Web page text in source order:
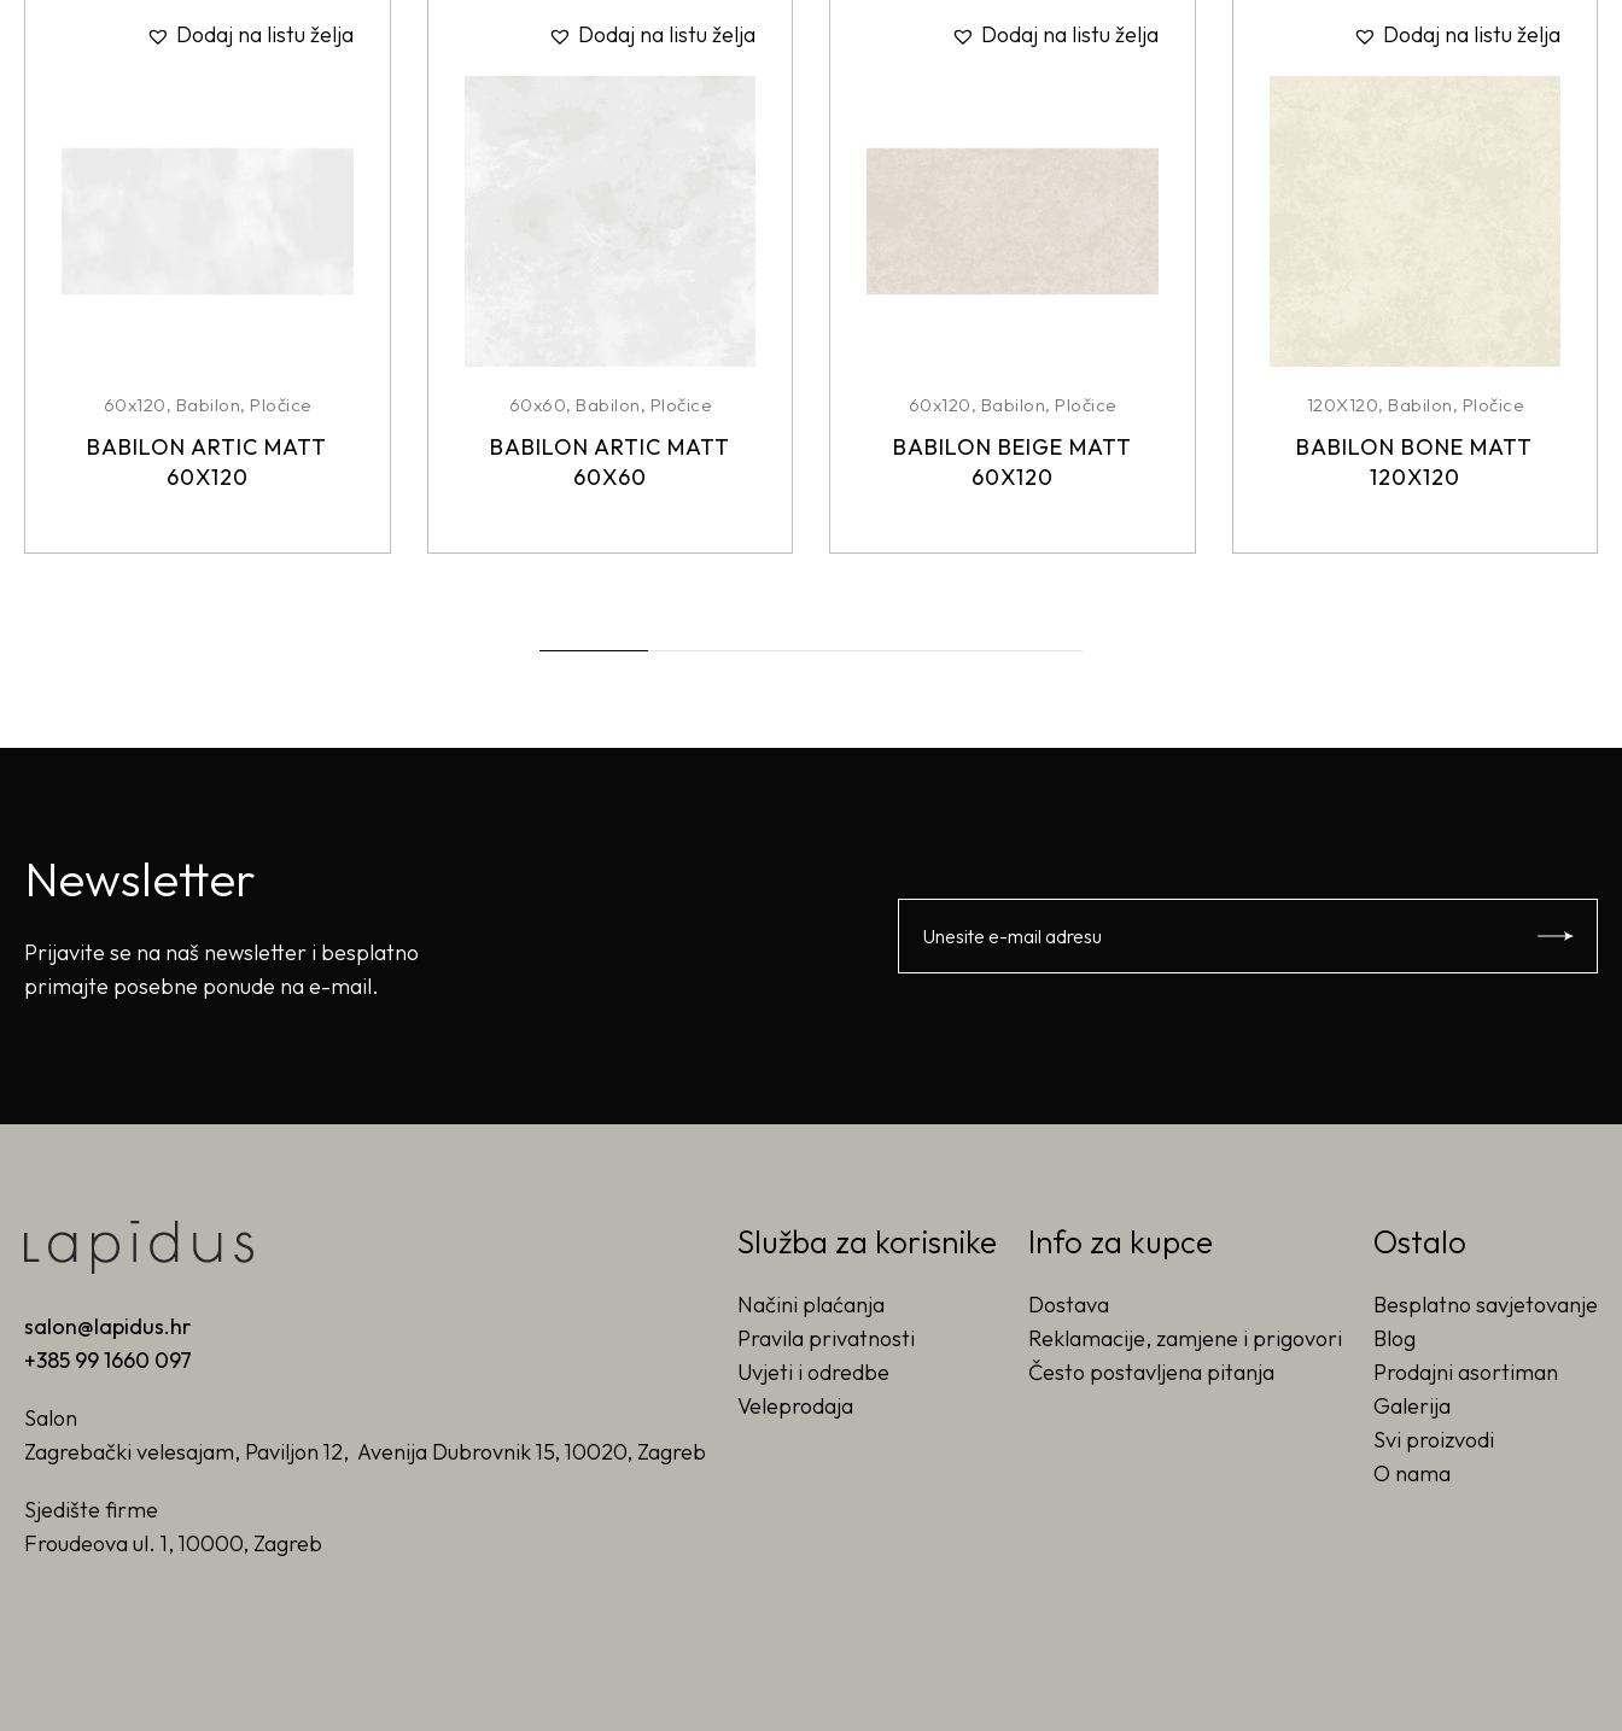
Dodaj na listu želja
60x120, Babilon, Pločice
BABILON ARTIC MATT
60X120
Dodaj na listu želja
60x60, Babilon, Pločice
BABILON ARTIC MATT
60X60
Dodaj na listu želja
60x120, Babilon, Pločice
BABILON BEIGE MATT
60X120
Dodaj na listu želja
120X120, Babilon, Pločice
BABILON BONE MATT
120X120
Newsletter
Prijavite se na naš newsletter i besplatno
primajte posebne ponude na e-mail.
salon@lapidus.hr
+385 99 1660 097
Salon
Zagrebački velesajam, Paviljon 12, Avenija Dubrovnik 15, 10020, Zagreb
Sjedište firme
Froudeova ul. 1, 10000, Zagreb
Služba za korisnike
Načini plaćanja
Pravila privatnosti
Uvjeti i odredbe
Veleprodaja
Info za kupce
Dostava
Reklamacije, zamjene i prigovori
Često postavljena pitanja
Ostalo
Besplatno savjetovanje
Blog
Prodajni asortiman
Galerija
Svi proizvodi
O nama